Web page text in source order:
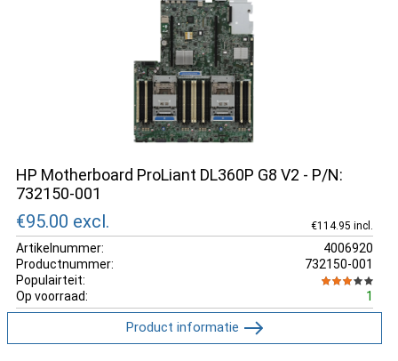
HP Motherboard ProLiant DL360P G8 V2 - P/N:
732150-001
€95.00 excl. €114.95 incl.
Artikelnummer:
4006920
Productnummer:
732150-001
Populairteit:
Op voorraad:
1
Product informatie